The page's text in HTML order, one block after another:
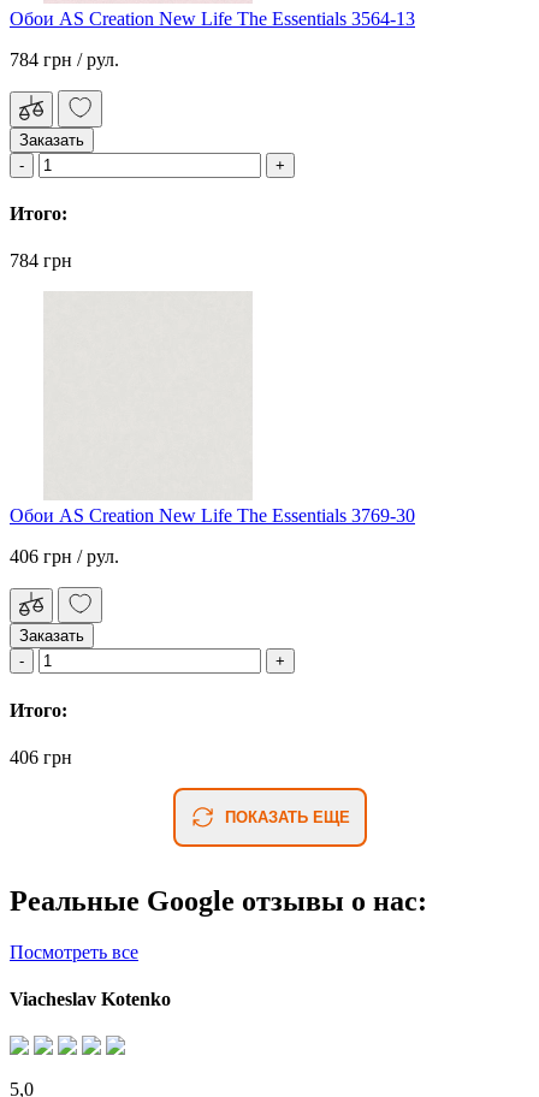
Обои AS Creation New Life The Essentials 3564-13
784 грн / рул.
Заказать
Итого:
784 грн
Обои AS Creation New Life The Essentials 3769-30
406 грн / рул.
Заказать
Итого:
406 грн
ПОКАЗАТЬ ЕЩЕ
Реальные Google отзывы о нас:
Посмотреть все
Viacheslav Kotenko
5,0